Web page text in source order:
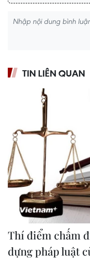
TIN LIÊN QUAN
Thí điểm chấm
dựng pháp luật